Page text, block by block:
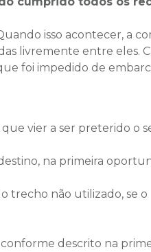
isso acontecer, a
livremente entre eles.
foi impedido de
vier a ser preterido o
na primeira
trecho não utilizado, se o
descrito na